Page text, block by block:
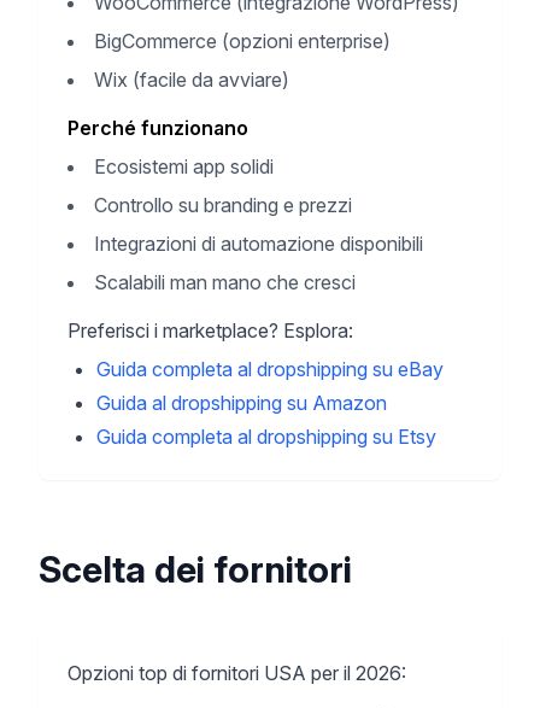
BigCommerce (opzioni enterprise)
Wix (facile da avviare)
Perché funzionano
Ecosistemi app solidi
Controllo su branding e prezzi
Integrazioni di automazione disponibili
Scalabili man mano che cresci
Preferisci i marketplace? Esplora:
Guida completa al dropshipping su eBay
Guida al dropshipping su Amazon
Guida completa al dropshipping su Etsy
Scelta dei fornitori
Opzioni top di fornitori USA per il 2026: